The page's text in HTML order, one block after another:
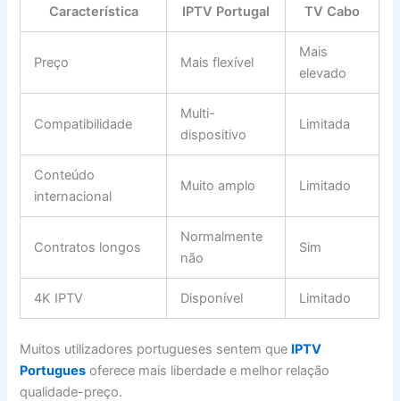
Característica IPTV Portugal TV Cabo
Preço Mais flexível
Mais
elevado
Compatibilidade
Multi-
dispositivo
Limitada
Conteúdo
internacional
Muito amplo Limitado
Contratos longos
Normalmente
não
Sim
4K IPTV Disponível Limitado
Muitos utilizadores portugueses sentem que IPTV
Portugues oferece mais liberdade e melhor relação
qualidade-preço.